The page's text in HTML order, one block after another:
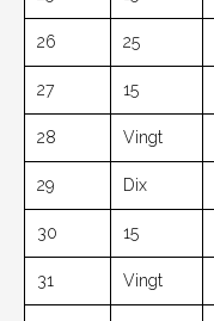
26 25
27 15
28 Vingt
29 Dix
30 15
31 Vingt